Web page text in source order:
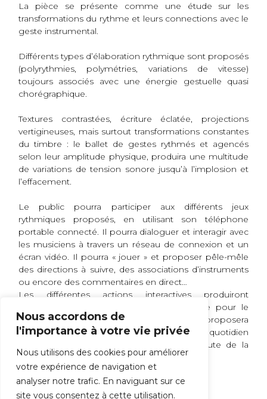
Nous accordons de
l'importance à votre vie privée
Nous utilisons des cookies pour améliorer
votre expérience de navigation et
analyser notre trafic. En naviguant sur ce
site vous consentez à cette utilisation.
La pièce se présente comme une étude sur les
transformations du rythme et leurs connections avec le
geste instrumental.
Différents types d’élaboration rythmique sont proposés
(polyrythmies, polymétries, variations de vitesse)
toujours associés avec une énergie gestuelle quasi
chorégraphique.
Textures contrastées, écriture éclatée, projections
vertigineuses, mais surtout transformations constantes
du timbre : le ballet de gestes rythmés et agencés
selon leur amplitude physique, produira une multitude
de variations de tension sonore jusqu’à l’implosion et
l’effacement.
Le public pourra participer aux différents jeux
rythmiques proposés, en utilisant son téléphone
portable connecté. Il pourra dialoguer et interagir avec
les musiciens à travers un réseau de connexion et un
écran vidéo. Il pourra « jouer » et proposer pêle-mêle
des directions à suivre, des associations d’instruments
ou encore des commentaires en direct…
Les différentes actions interactives produiront
progressivement une lutte avec l’ensemble pour le
contrôle du flux musical. La fin de la pièce proposera
ainsi en filigrane une réflexion sur notre quotidien
numérique et nos nouveaux modes d’écoute de la
musique.
Soutenu par le ZEF – scène nationale de marseille